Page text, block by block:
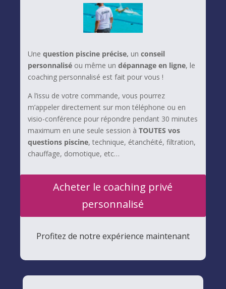
Unequestion piscine précise, unconseil
personnalisé ou même undépannage en ligne, le
coaching personnalisé est fait pour vous !
A l’issu de votre commande, vous pourrez
m’appeler directement sur mon téléphone ou en
visio-conférence pour répondre pendant 30 minutes
maximum en une seule session àTOUTES vos
questions piscine, technique, étanchéité, filtration,
chauffage, domotique, etc…
Acheter le coaching privé
personnalisé
Profitez de notre expérience maintenant